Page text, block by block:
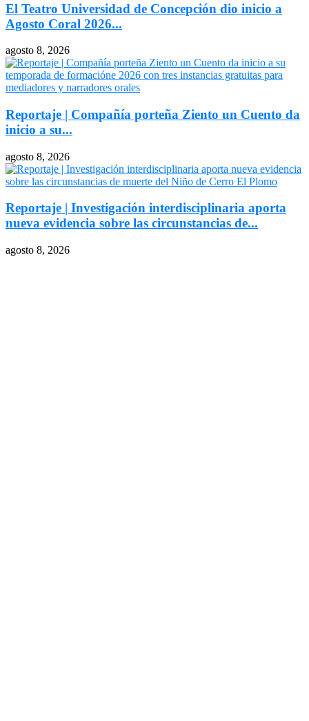
El Teatro Universidad de Concepción dio inicio a
Agosto Coral 2026...
agosto 8, 2026
Reportaje | Compañía porteña Ziento un Cuento da
inicio a su...
agosto 8, 2026
Reportaje | Investigación interdisciplinaria aporta
nueva evidencia sobre las circunstancias de...
agosto 8, 2026